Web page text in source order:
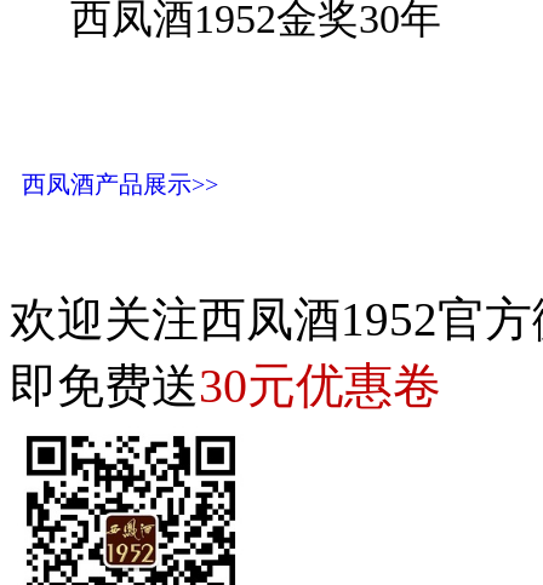
西凤酒1952金奖30年
西凤酒产品展示>>
欢迎关注西凤酒1952官
即免费送30元优惠卷